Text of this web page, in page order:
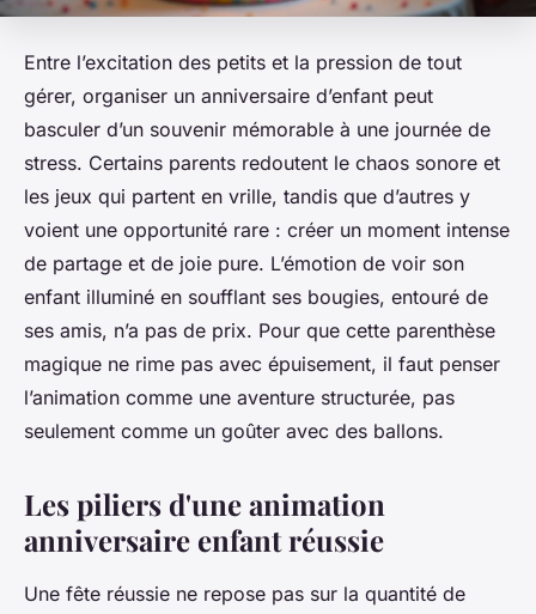
Entre l’excitation des petits et la pression de tout
gérer, organiser un anniversaire d’enfant peut
basculer d’un souvenir mémorable à une journée de
stress. Certains parents redoutent le chaos sonore et
les jeux qui partent en vrille, tandis que d’autres y
voient une opportunité rare : créer un moment intense
de partage et de joie pure. L’émotion de voir son
enfant illuminé en soufflant ses bougies, entouré de
ses amis, n’a pas de prix. Pour que cette parenthèse
magique ne rime pas avec épuisement, il faut penser
l’animation comme une aventure structurée, pas
seulement comme un goûter avec des ballons.
Les piliers d'une animation
anniversaire enfant réussie
Une fête réussie ne repose pas sur la quantité de